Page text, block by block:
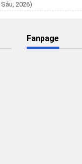
2026)
Fanpage